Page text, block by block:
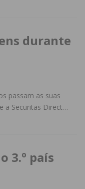
durante
passam as suas
a Securitas Direct…
3.º país